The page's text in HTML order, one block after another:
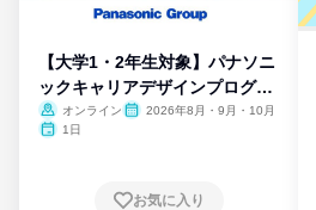
【大学1・2年生対象】パナソニ
ックキャリアデザインプログラ
ム
オンライン
2026年8月・9月・10月
1日
お気に入り